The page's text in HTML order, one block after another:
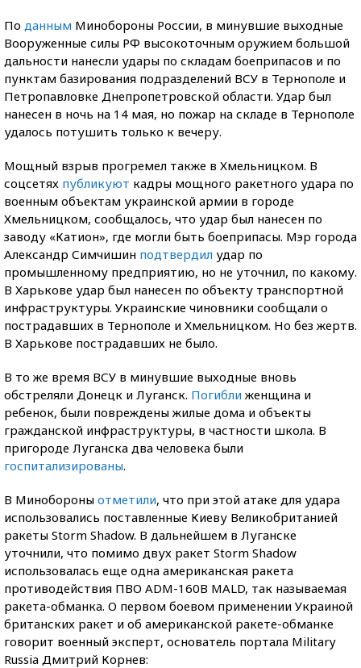
По данным Минобороны России, в минувшие выходные
Вооруженные силы РФ высокоточным оружием большой
дальности нанесли удары по складам боеприпасов и по
пунктам базирования подразделений ВСУ в Тернополе и
Петропавловке Днепропетровской области. Удар был
нанесен в ночь на 14 мая, но пожар на складе в Тернополе
удалось потушить только к вечеру.
Мощный взрыв прогремел также в Хмельницком. В
соцсетях публикуют кадры мощного ракетного удара по
военным объектам украинской армии в городе
Хмельницком, сообщалось, что удар был нанесен по
заводу «Катион», где могли быть боеприпасы. Мэр города
Александр Симчишин подтвердил удар по
промышленному предприятию, но не уточнил, по какому.
В Харькове удар был нанесен по объекту транспортной
инфраструктуры. Украинские чиновники сообщали о
пострадавших в Тернополе и Хмельницком. Но без жертв.
В Харькове пострадавших не было.
В то же время ВСУ в минувшие выходные вновь
обстреляли Донецк и Луганск. Погибли женщина и
ребенок, были повреждены жилые дома и объекты
гражданской инфраструктуры, в частности школа. В
пригороде Луганска два человека были
госпитализированы.
В Минобороны отметили, что при этой атаке для удара
использовались поставленные Киеву Великобританией
ракеты Storm Shadow. В дальнейшем в Луганске
уточнили, что помимо двух ракет Storm Shadow
использовалась еще одна американская ракета
противодействия ПВО ADM-160B MALD, так называемая
ракета-обманка. О первом боевом применении Украиной
британских ракет и об американской ракете-обманке
говорит военный эксперт, основатель портала Military
Russia Дмитрий Корнев: